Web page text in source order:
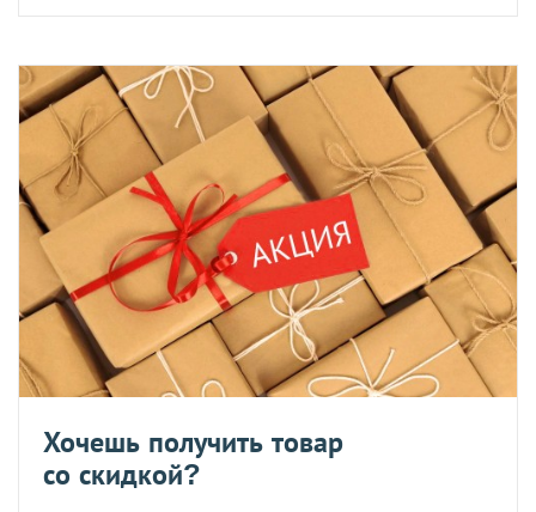
Хочешь получить товар
со скидкой?